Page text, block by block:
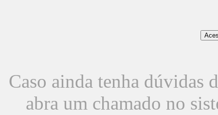
Caso ainda tenha dúvidas
abra um chamado no